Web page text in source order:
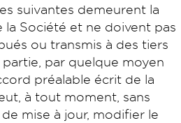
suivantes demeurent la
la Société et ne doivent pas
ou transmis à des tiers
par quelque moyen
préalable écrit de la
à tout moment, sans
mise à jour, modifier le